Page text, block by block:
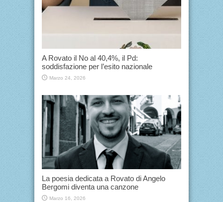
A Rovato il No al 40,4%, il Pd:
soddisfazione per l’esito nazionale
Marzo 24, 2026
La poesia dedicata a Rovato di Angelo
Bergomi diventa una canzone
Marzo 16, 2026